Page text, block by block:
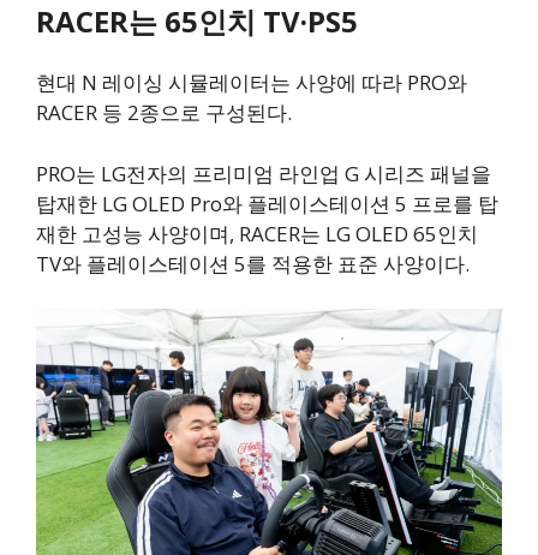
RACER는 65인치 TV·PS5
현대 N 레이싱 시뮬레이터는 사양에 따라 PRO와
RACER 등 2종으로 구성된다.
PRO는 LG전자의 프리미엄 라인업 G 시리즈 패널을
탑재한 LG OLED Pro와 플레이스테이션 5 프로를 탑
재한 고성능 사양이며, RACER는 LG OLED 65인치
TV와 플레이스테이션 5를 적용한 표준 사양이다.